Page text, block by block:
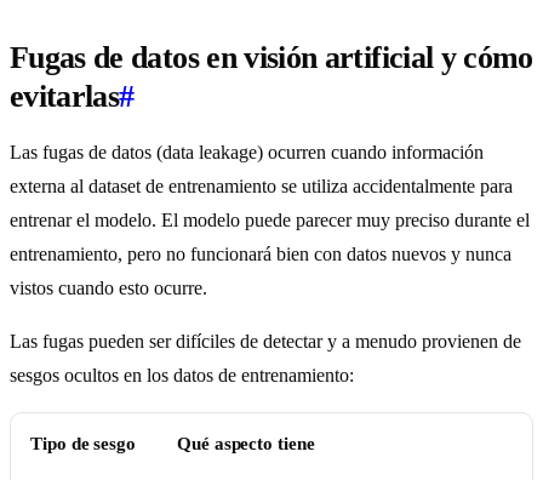
Fugas de datos en visión artificial y cómo
evitarlas#
Las fugas de datos (data leakage) ocurren cuando información
externa al dataset de entrenamiento se utiliza accidentalmente para
entrenar el modelo. El modelo puede parecer muy preciso durante el
entrenamiento, pero no funcionará bien con datos nuevos y nunca
vistos cuando esto ocurre.
Las fugas pueden ser difíciles de detectar y a menudo provienen de
sesgos ocultos en los datos de entrenamiento:
Tipo de sesgo Qué aspecto tiene